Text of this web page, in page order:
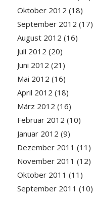
Oktober 2012 (18)
September 2012 (17)
August 2012 (16)
Juli 2012 (20)
Juni 2012 (21)
Mai 2012 (16)
April 2012 (18)
März 2012 (16)
Februar 2012 (10)
Januar 2012 (9)
Dezember 2011 (11)
November 2011 (12)
Oktober 2011 (11)
September 2011 (10)